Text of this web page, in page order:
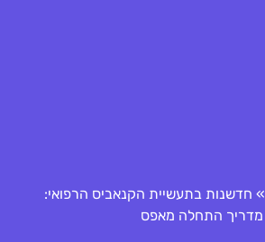
» חדשנות בתעשיית הקנאביס הרפואי:
מדריך התחלה מאפס